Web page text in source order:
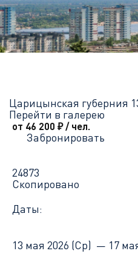
Царицынская губерния
Перейти в галерею
от 46 200 ₽/ чел.
Забронировать
24873
Скопировано
Даты:
13 мая 2026 (Ср) — 17